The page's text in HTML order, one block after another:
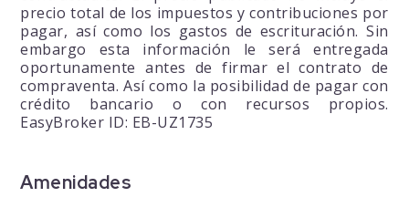
precio total de los impuestos y contribuciones por
pagar, así como los gastos de escrituración. Sin
embargo esta información le será entregada
oportunamente antes de firmar el contrato de
compraventa. Así como la posibilidad de pagar con
crédito bancario o con recursos propios.
EasyBroker ID: EB-UZ1735
Amenidades